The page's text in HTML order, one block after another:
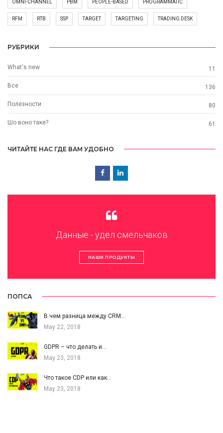
OMNI-CHANNEL PBM PEOPLE-BASED PROGRAMMATIC
RFM RTB SSP TARGET TARGETING TRADING DESK
РУБРИКИ
What's new 11
Все 136
Полезности 80
Шо воно таке? 61
ЧИТАЙТЕ НАС ГДЕ ВАМ УДОБНО
Данные - удел смельчаков
НАШИ ПРОДУКТЫ
ПОПСА
В чем разница между CRM…
May 22, 2018
GDPR – что делать и…
May 23, 2018
Что такое CDP или как…
May 23, 2018